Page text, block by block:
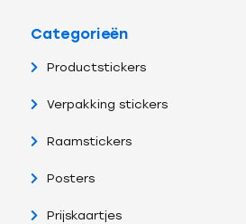
Categorieën
Productstickers
Verpakking stickers
Raamstickers
Posters
Prijskaartjes